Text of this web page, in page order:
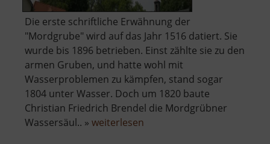
Die erste schriftliche Erwähnung der
"Mordgrube" wird auf das Jahr 1516 datiert. Sie
wurde bis 1896 betrieben. Einst zählte sie zu den
armen Gruben, und hatte wohl mit
Wasserproblemen zu kämpfen, stand sogar
1804 unter Wasser. Doch um 1820 baute
Christian Friedrich Brendel die Mordgrübner
Wassersäul.. » weiterlesen